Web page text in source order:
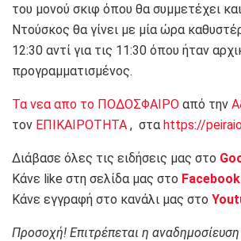
του μονού σκιφ όπου θα συμμετέχει
Ντούσκος θα γίνει με μία ώρα
12:30 αντί για τις 11:30 όπου ήταν
προγραμματισμένος.
Τα νεα απο το ΠΟΔΟΣΦΑΙΡΟ από την
τον ΕΠΙΚΑΙΡΟΤΗΤΑ , στα https://
Διάβασε όλες τις ειδήσεις μας στο
Κάνε like στη σελίδα μας στο Facebook
Κάνε εγγραφή στο κανάλι μας στο
Προσοχή! Επιτρέπεται η